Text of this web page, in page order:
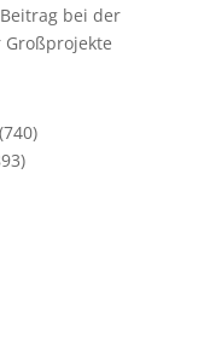
bei der
(740)